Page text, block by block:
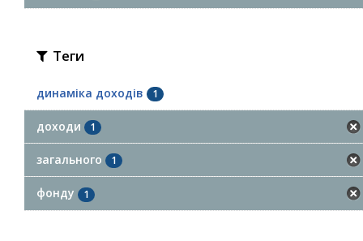
Теги
динаміка доходів 1
доходи 1
загального 1
фонду 1